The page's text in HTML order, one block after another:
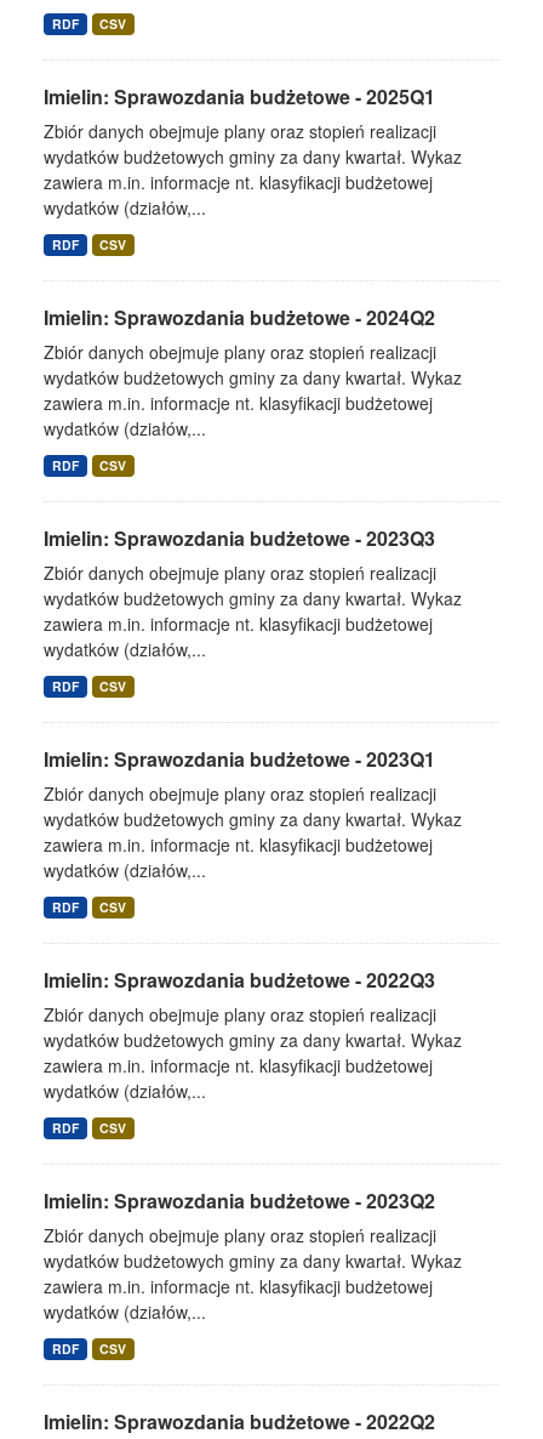
RDF CSV
Imielin: Sprawozdania budżetowe - 2025Q1
Zbiór danych obejmuje plany oraz stopień realizacji
wydatków budżetowych gminy za dany kwartał. Wykaz
zawiera m.in. informacje nt. klasyfikacji budżetowej
wydatków (działów,...
RDF CSV
Imielin: Sprawozdania budżetowe - 2024Q2
Zbiór danych obejmuje plany oraz stopień realizacji
wydatków budżetowych gminy za dany kwartał. Wykaz
zawiera m.in. informacje nt. klasyfikacji budżetowej
wydatków (działów,...
RDF CSV
Imielin: Sprawozdania budżetowe - 2023Q3
Zbiór danych obejmuje plany oraz stopień realizacji
wydatków budżetowych gminy za dany kwartał. Wykaz
zawiera m.in. informacje nt. klasyfikacji budżetowej
wydatków (działów,...
RDF CSV
Imielin: Sprawozdania budżetowe - 2023Q1
Zbiór danych obejmuje plany oraz stopień realizacji
wydatków budżetowych gminy za dany kwartał. Wykaz
zawiera m.in. informacje nt. klasyfikacji budżetowej
wydatków (działów,...
RDF CSV
Imielin: Sprawozdania budżetowe - 2022Q3
Zbiór danych obejmuje plany oraz stopień realizacji
wydatków budżetowych gminy za dany kwartał. Wykaz
zawiera m.in. informacje nt. klasyfikacji budżetowej
wydatków (działów,...
RDF CSV
Imielin: Sprawozdania budżetowe - 2023Q2
Zbiór danych obejmuje plany oraz stopień realizacji
wydatków budżetowych gminy za dany kwartał. Wykaz
zawiera m.in. informacje nt. klasyfikacji budżetowej
wydatków (działów,...
RDF CSV
Imielin: Sprawozdania budżetowe - 2022Q2